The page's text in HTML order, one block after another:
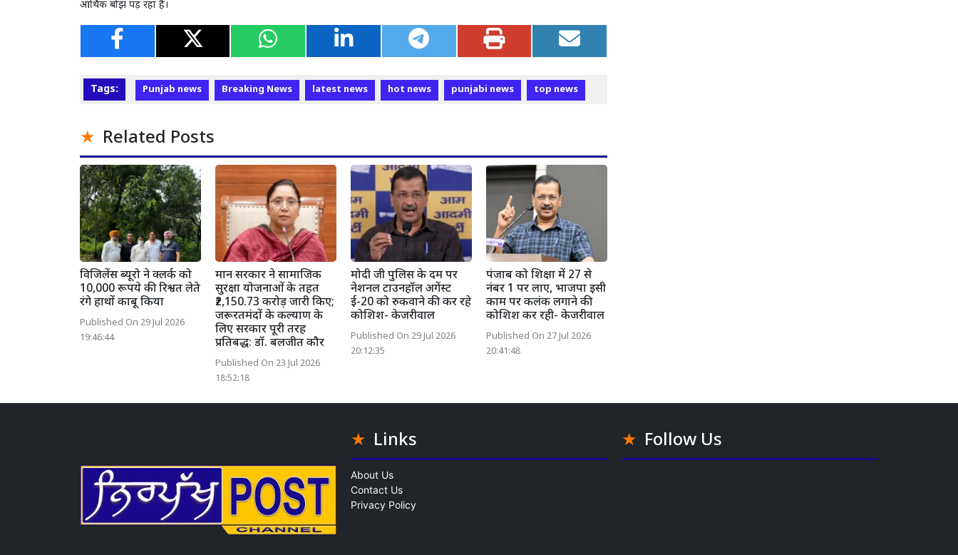
आर्थिक बोझ पड़ रहा है।
Tags: Punjab news Breaking News latest news hot news punjabi news top news
Related Posts
विजिलेंस ब्यूरो ने क्लर्क को
10,000 रूपये की रिश्वत लेते
रंगे हाथों काबू किया
Published On 29 Jul 2026
19:46:44
मान सरकार ने सामाजिक
सुरक्षा योजनाओं के तहत
₹2,150.73 करोड़ जारी किए;
जरूरतमंदों के कल्याण के
लिए सरकार पूरी तरह
प्रतिबद्ध: डॉ. बलजीत कौर
Published On 23 Jul 2026
18:52:18
मोदी जी पुलिस के दम पर
नेशनल टाउनहॉल अगेंस्ट
ई-20 को रुकवाने की कर रहे
कोशिश- केजरीवाल
Published On 29 Jul 2026
20:12:35
पंजाब को शिक्षा में 27 से
नंबर 1 पर लाए, भाजपा इसी
काम पर कलंक लगाने की
कोशिश कर रही- केजरीवाल
Published On 27 Jul 2026
20:41:48
Links
About Us
Contact Us
Privacy Policy
Follow Us